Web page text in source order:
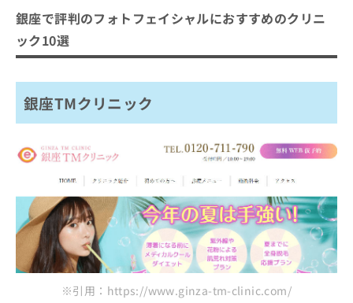
銀座で評判のフォトフェイシャルにおすすめのクリニ
ック10選
銀座TMクリニック
※引用：https://www.ginza-tm-clinic.com/